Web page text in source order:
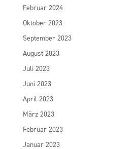
Februar 2024
Oktober 2023
September 2023
August 2023
Juli 2023
Juni 2023
April 2023
März 2023
Februar 2023
Januar 2023